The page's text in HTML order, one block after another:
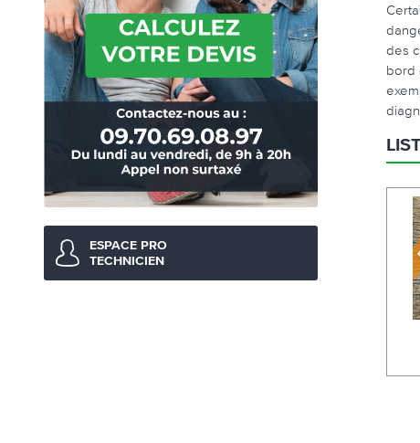
ESPACE PRO
TECHNICIEN
des
bord